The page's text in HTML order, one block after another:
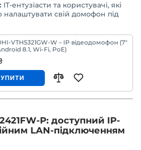
IT-ентузіасти та користувачі, які
налаштувати свій домофон під
VTH5321GW-W – IP відеодомофон (7"
8.1, Wi-Fi, PoE)
P: доступний IP-
LAN-підключенням